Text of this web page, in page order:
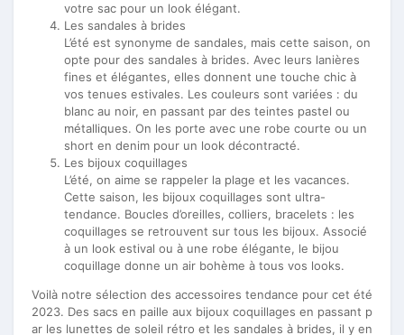
votre sac pour un look élégant.
Les sandales à brides
L’été est synonyme de sandales, mais cette saison, on
opte pour des sandales à brides. Avec leurs lanières
fines et élégantes, elles donnent une touche chic à
vos tenues estivales. Les couleurs sont variées : du
blanc au noir, en passant par des teintes pastel ou
métalliques. On les porte avec une robe courte ou un
short en denim pour un look décontracté.
Les bijoux coquillages
L’été, on aime se rappeler la plage et les vacances.
Cette saison, les bijoux coquillages sont ultra-
tendance. Boucles d’oreilles, colliers, bracelets : les
coquillages se retrouvent sur tous les bijoux. Associé
à un look estival ou à une robe élégante, le bijou
coquillage donne un air bohème à tous vos looks.
Voilà notre sélection des accessoires tendance pour cet été
2023. Des sacs en paille aux bijoux coquillages en passant p
ar les lunettes de soleil rétro et les sandales à brides, il y en